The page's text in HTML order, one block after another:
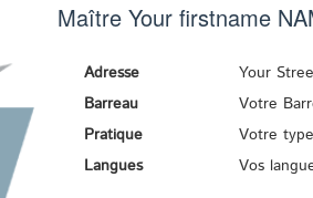
Maître Your firstname
Adresse
Your
Barreau
Votre
Pratique
Votre
Langues
Vos